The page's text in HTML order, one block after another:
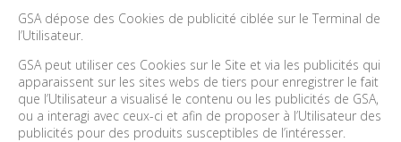
GSA dépose des Cookies de publicité ciblée sur le Terminal de
l’Utilisateur.
GSA peut utiliser ces Cookies sur le Site et via les publicités qui
apparaissent sur les sites webs de tiers pour enregistrer le fait
que l’Utilisateur a visualisé le contenu ou les publicités de GSA,
ou a interagi avec ceux-ci et afin de proposer à l’Utilisateur des
publicités pour des produits susceptibles de l’intéresser.